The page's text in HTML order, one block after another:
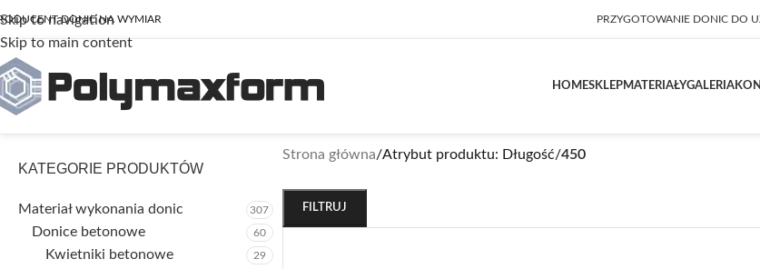
Skip to navigation
Skip to main content
DONIC NA WYMIAR PRZYGOTOWANIE DONIC DO
HOMESKLEPMATERIAŁYGALERIA
Strona główna/Atrybut produktu: Długość/450
FILTRUJ
KATEGORIE PRODUKTÓW
Materiał wykonania donic 307
Donice betonowe 60
Kwietniki betonowe 29